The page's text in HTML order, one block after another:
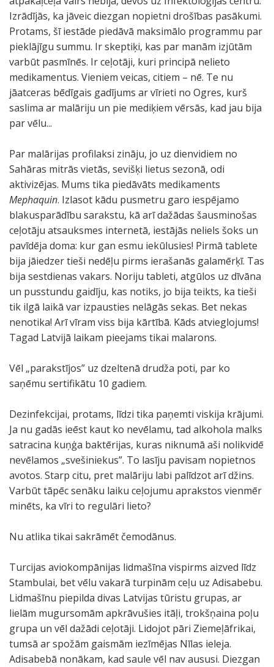
Izrādījās, ka jāveic diezgan nopietni drošības pasākumi.
Protams, šī iestāde piedāvā maksimālo programmu par
pieklājīgu summu. Ir skeptiķi, kas par manām izjūtām
varbūt pasmīnēs. Ir ceļotāji, kuri principā nelieto
medikamentus. Vieniem veicas, citiem – nē. Te nu
jāatceras bēdīgais gadījums ar vīrieti no Ogres, kurš
saslima ar malāriju un pie mediķiem vērsās, kad jau bija
par vēlu...
Par malārijas profilaksi zināju, jo uz dienvidiem no
Sahāras mitrās vietās, sevišķi lietus sezonā, odi
aktivizējas. Mums tika piedāvāts medikaments
Mephaquin. Izlasot kādu pusmetru garo iespējamo
blakusparādību sarakstu, kā arī dažādas šausminošas
ceļotāju atsauksmes internetā, iestājās neliels šoks un
pavīdēja doma: kur gan esmu iekūlusies! Pirmā tablete
bija jāiedzer tieši nedēļu pirms ierašanās galamērķī. Tas
bija sestdienas vakars. Noriju tableti, atgūlos uz dīvāna
un pusstundu gaidīju, kas notiks, jo bija teikts, ka tieši
tik ilgā laikā var izpausties nelāgās sekas. Bet nekas
nenotika! Arī vīram viss bija kārtībā. Kāds atvieglojums!
Tagad Latvijā laikam pieejams tikai malarons.
Vēl „parakstījos” uz dzeltenā drudža poti, par ko
saņēmu sertifikātu 10 gadiem.
Dezinfekcijai, protams, līdzi tika paņemti viskija krājumi.
Ja nu gadās ieēst kaut ko nevēlamu, tad alkohola malks
satracina kuņģa baktērijas, kuras niknumā aši nolikvidē
nevēlamos „svešiniekus”. To lasīju pavisam nopietnos
avotos. Starp citu, pret malāriju labi palīdzot arī džins.
Varbūt tāpēc senāku laiku ceļojumu aprakstos vienmēr
minēts, ka vīri to regulāri lieto?
Nu atlika tikai sakrāmēt čemodānus.
Turcijas aviokompānijas lidmašīna vispirms aizved līdz
Stambulai, bet vēlu vakarā turpinām ceļu uz Adisabebu.
Lidmašīnu piepilda divas Latvijas tūristu grupas, ar
lielām mugursomām apkrāvušies itāļi, trokšņaina poļu
grupa un vēl dažādi ceļotāji. Lidojot pāri Ziemeļāfrikai,
tumsā ar spožām gaismām iezīmējas Nīlas ieleja.
Adisabebā nonākam, kad saule vēl nav aususi. Diezgan